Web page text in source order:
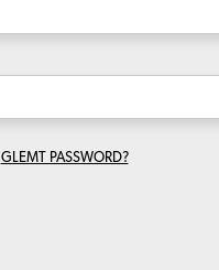
GLEMT PASSWORD?